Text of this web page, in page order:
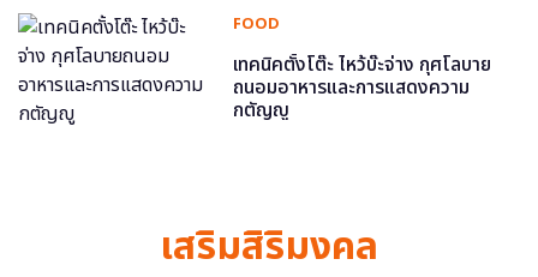
FOOD
เทคนิคตั้งโต๊ะ ไหว้บ๊ะจ่าง กุศโลบาย
ถนอมอาหารและการแสดงความ
กตัญญู
เสริมสิริมงคล